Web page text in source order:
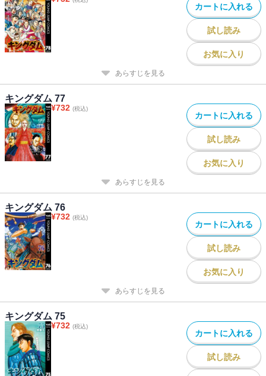
カートに入れる
試し読み
お気に入り
あらすじを見る
キングダム 77
¥732 (税込)
カートに入れる
試し読み
お気に入り
あらすじを見る
キングダム 76
¥732 (税込)
カートに入れる
試し読み
お気に入り
あらすじを見る
キングダム 75
¥732 (税込)
カートに入れる
試し読み